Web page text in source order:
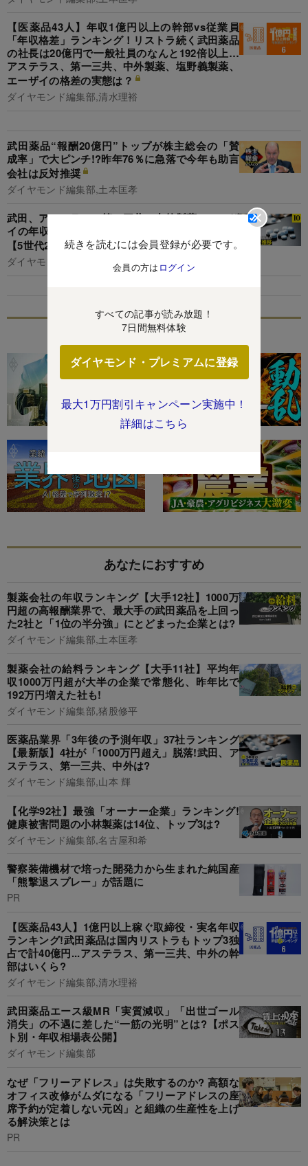
続きを読むには会員登録が必要です。
会員の方は ログイン
すべての記事が読み放題！
7日間無料体験
ダイヤモンド・プレミアムに登録
最大1万円割引キャンペーン実施中！
詳細はこちら
【医薬品43人】年収1億円以上の幹部vs従業員
「年収格差」ランキング！リストラ続く武田薬品
の社長は20億円で一般社員のなんと192倍以上…
アステラス、第一三共、中外製薬、塩野義製薬、
エーザイの格差の実態は？
ダイヤモンド編集部,清水理裕
武田薬品“報酬20億円”トップが株主総会の「賛
成率」で大ピンチ!?昨年76％に急落で今年も助言
会社は反対推奨
ダイヤモンド編集部,土本匡孝
武田、アステラス、第一三共、中外製薬、エーザ
イの年収「得をした世代」は？武田はOBが優勢
【5世代20年間の推移を独自試算】
ダイヤモンド編集部,清水理裕
特集
あなたにおすすめ
製薬会社の年収ランキング【大手12社】1000万
円超の高報酬業界で、最大手の武田薬品を上回っ
た2社と「1位の半分強」にとどまった企業とは?
ダイヤモンド編集部,土本匡孝
製薬会社の給料ランキング【大手11社】平均年
収1000万円超が大半の企業で常態化、昨年比で
192万円増えた社も!
ダイヤモンド編集部,猪股修平
医薬品業界「3年後の予測年収」37社ランキング
【最新版】4社が「1000万円超え」脱落!武田、ア
ステラス、第一三共、中外は?
ダイヤモンド編集部,山本 輝
【化学92社】最強「オーナー企業」ランキング!
健康被害問題の小林製薬は14位、トップ3は?
ダイヤモンド編集部,名古屋和希
警察装備機材で培った開発力から生まれた純国産
「熊撃退スプレー」が話題に
PR
【医薬品43人】1億円以上稼ぐ取締役・実名年収
ランキング!武田薬品は国内リストラもトップ3独
占で計40億円...アステラス、第一三共、中外の幹
部はいくら?
ダイヤモンド編集部,清水理裕
武田薬品エース級MR「実質減収」「出世ゴール
消失」の不遇に差した“一筋の光明”とは?【ポス
ト別・年収相場表公開】
ダイヤモンド編集部
なぜ「フリーアドレス」は失敗するのか? 高額な
オフィス改修がムダになる「フリーアドレスの座
席予約が定着しない元凶」と組織の生産性を上げ
る解決策とは
PR